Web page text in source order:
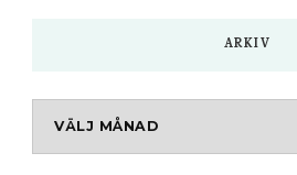
ARKIV
Arkiv